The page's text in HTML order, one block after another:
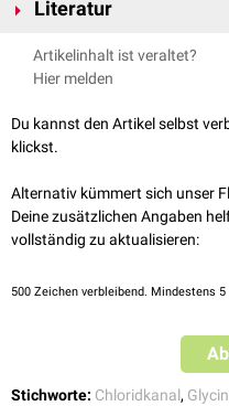
Rezeptoren.[3]
Duan et al.Caffeine
Braulio Muñoz et al.
Subunit on the Positive
↑ Shiang et al.Mutations in
receptor cause the dominant
Literatur
Freissmuth, M., Offermanns,
Toxikologie. Springer
Springer Publishing, 2010
Artikelinhalt ist veraltet?
Hier melden
Du kannst den Artikel selbst
klickst.
Alternativ kümmert sich unser
Deine zusätzlichen Angaben
vollständig zu aktualisieren:
500 Zeichen verbleibend. Mindestens
Stichworte: Chloridkanal, Glycin